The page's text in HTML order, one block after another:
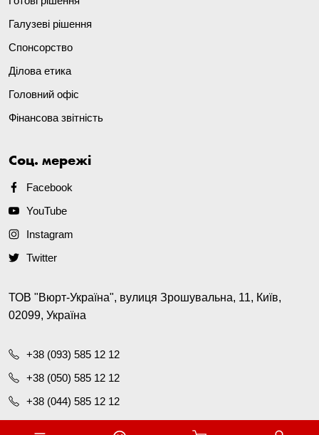
Галузеві рішення
Спонсорство
Ділова етика
Головний офіс
Фінансова звітність
Соц. мережі
Facebook
YouTube
Instagram
Twitter
ТОВ "Вюрт-Україна", вулиця Зрошувальна, 11, Київ,
02099, Україна
+38 (093) 585 12 12
+38 (050) 585 12 12
+38 (044) 585 12 12